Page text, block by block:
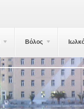
Βόλος